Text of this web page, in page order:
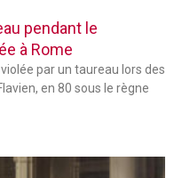
pendant le
à Rome
par un taureau lors des
en 80 sous le règne